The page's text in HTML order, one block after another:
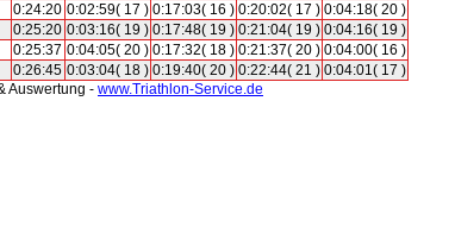
0:24:20 0:02:59( 17 ) 0:17:03( 16 ) 0:20:02( 17 ) 0:04:18( 20 )
0:25:20 0:03:16( 19 ) 0:17:48( 19 ) 0:21:04( 19 ) 0:04:16( 19 )
0:25:37 0:04:05( 20 ) 0:17:32( 18 ) 0:21:37( 20 ) 0:04:00( 16 )
0:26:45 0:03:04( 18 ) 0:19:40( 20 ) 0:22:44( 21 ) 0:04:01( 17 )
Auswertung - www.Triathlon-Service.de